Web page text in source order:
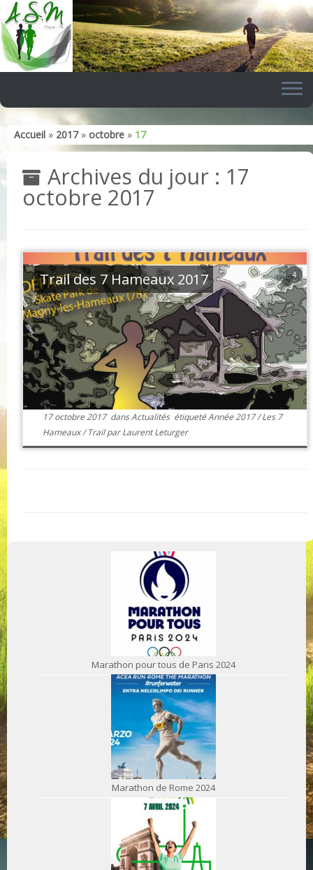
Skip
to
content
Accueil » 2017 » octobre » 17
Archives du jour : 17
octobre 2017
4
Trail des 7 Hameaux 2017
17 octobre 2017dansActualités étiquetéAnnée 2017/Les 7
Hameaux/TrailparLaurent Leturger
Marathon pour tous de Paris 2024
Marathon de Rome 2024